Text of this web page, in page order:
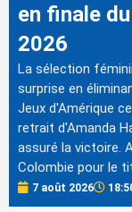
en finale
2026
La sélection
surprise en
Jeux d'Amérique
retrait d'Amanda
assuré la victoire.
Colombie pour le
7 août 2026